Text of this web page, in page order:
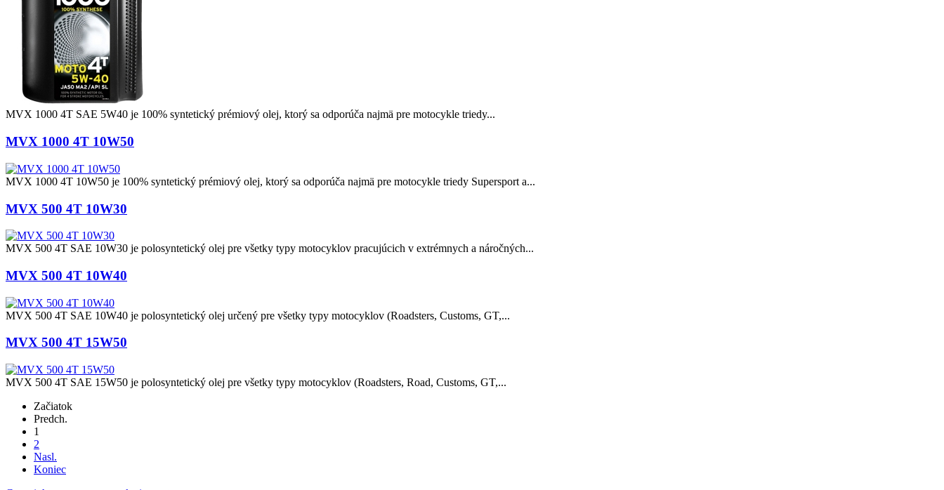
MVX 1000 4T SAE 5W40 je 100% syntetický prémiový olej, ktorý sa odporúča najmä pre motocykle triedy...
MVX 1000 4T 10W50
MVX 1000 4T 10W50 je 100% syntetický prémiový olej, ktorý sa odporúča najmä pre motocykle triedy Supersport a...
MVX 500 4T 10W30
MVX 500 4T SAE 10W30 je polosyntetický olej pre všetky typy motocyklov pracujúcich v extrémnych a náročných...
MVX 500 4T 10W40
MVX 500 4T SAE 10W40 je polosyntetický olej určený pre všetky typy motocyklov (Roadsters, Customs, GT,...
MVX 500 4T 15W50
MVX 500 4T SAE 15W50 je polosyntetický olej pre všetky typy motocyklov (Roadsters, Road, Customs, GT,...
Začiatok
Predch.
1
2
Nasl.
Koniec